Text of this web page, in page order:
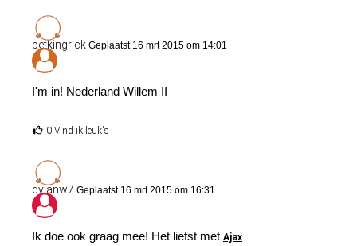
betkingrick Geplaatst 16 mrt 2015 om 14:01
I'm in! Nederland Willem II
0 Vind ik leuk's
dylanw7 Geplaatst 16 mrt 2015 om 16:31
Ik doe ook graag mee! Het liefst met Ajax